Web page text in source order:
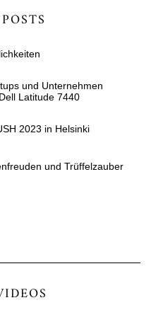
und Unternehmen
Latitude 7440
2023 in Helsinki
und Trüffelzauber